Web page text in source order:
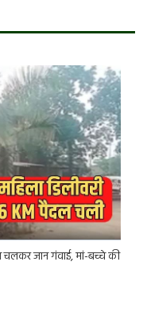
चलकर जान गंवाई, मां-बच्चे की